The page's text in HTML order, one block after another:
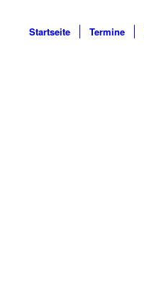
Startseite Termine